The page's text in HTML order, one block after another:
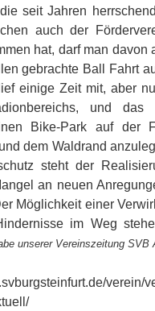
seit Jahren
auch der
hat, darf man
gebrachte Ball Fahrt
einige Zeit mit, aber
und
Bike-Park auf der
dem Waldrand
steht der
an neuen
Möglichkeit einer
im Weg
unserer Vereinszeitung SVB
verein/